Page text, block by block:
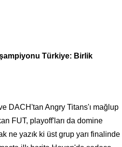
Türkiye: Birlik
DACH'tan Angry Titans'ı mağlup
FUT, playoff'ları da domine
ne yazık ki üst grup yarı finalinde